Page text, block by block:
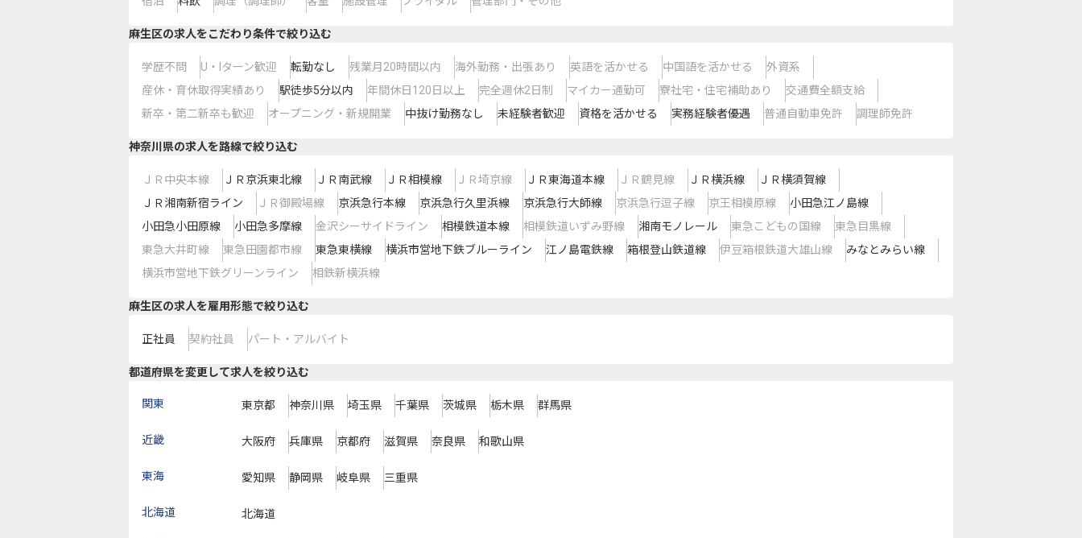
麻生区の求人をこだわり条件で絞り込む
学歴不問 U・Iターン歓迎 転勤なし 残業月20時間以内 海外勤務・出張あり 英語を活かせる 中国語を活かせる
外資系
産休・育休取得実績あり
駅徒歩5分以内 年間休日120日以上 完全週休2日制 マイカー通勤可 寮社宅・住宅補助あり
交通費全額支給
新卒・第二新卒も歓迎
オープニング・新規開業 中抜け勤務なし 未経験者歓迎 資格を活かせる 実務経験者優遇 普通自動車免許 調理師免許
神奈川県の求人を路線で絞り込む
ＪＲ中央本線 ＪＲ京浜東北線 ＪＲ南武線 ＪＲ相模線 ＪＲ埼京線 ＪＲ東海道本線 ＪＲ鶴見線 ＪＲ横浜線
ＪＲ横須賀線
ＪＲ湘南新宿ライン
ＪＲ御殿場線 京浜急行本線 京浜急行久里浜線 京浜急行大師線 京浜急行逗子線 京王相模原線
小田急江ノ島線
小田急小田原線
小田急多摩線 金沢シーサイドライン 相模鉄道本線 相模鉄道いずみ野線 湘南モノレール 東急こどもの国線
東急目黒線
東急大井町線
東急田園都市線 東急東横線 横浜市営地下鉄ブルーライン 江ノ島電鉄線 箱根登山鉄道線 伊豆箱根鉄道大雄山線
みなとみらい線
横浜市営地下鉄グリーンライン
相鉄新横浜線
麻生区の求人を雇用形態で絞り込む
正社員 契約社員 パート・アルバイト
都道府県を変更して求人を絞り込む
関東 東京都 神奈川県 埼玉県 千葉県 茨城県 栃木県 群馬県
近畿 大阪府 兵庫県 京都府 滋賀県 奈良県 和歌山県
東海 愛知県 静岡県 岐阜県 三重県
北海道 北海道